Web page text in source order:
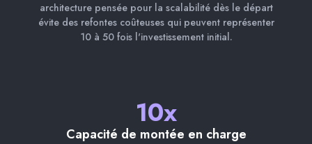
architecture pensée pour la scalabilité dès le départ
évite des refontes coûteuses qui peuvent représenter
10 à 50 fois l'investissement initial.
10x
Capacité de montée en charge